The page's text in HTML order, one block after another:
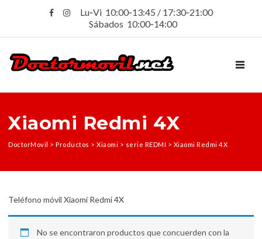
Lu‑Vi 10:00‑13:45 / 17:30‑21:00
Sábados 10:00‑14:00
Xiaomi Redmi 4X
DoctorMovil > Productos > Xiaomi > serie REDMI > Xiaomi Redmi 4X
Teléfono móvil Xiaomi Redmi 4X
No se encontraron productos que concuerden con la